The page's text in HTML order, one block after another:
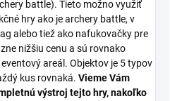
battle). Tieto možno využiť
hry ako je archery battle, v
alebo tiež ako nafukovačky pre
nižšiu cenu a sú rovnako
areál. Objektov je 5 typov
kus rovnaká. Vieme Vám
výstroj tejto hry, nakoľko